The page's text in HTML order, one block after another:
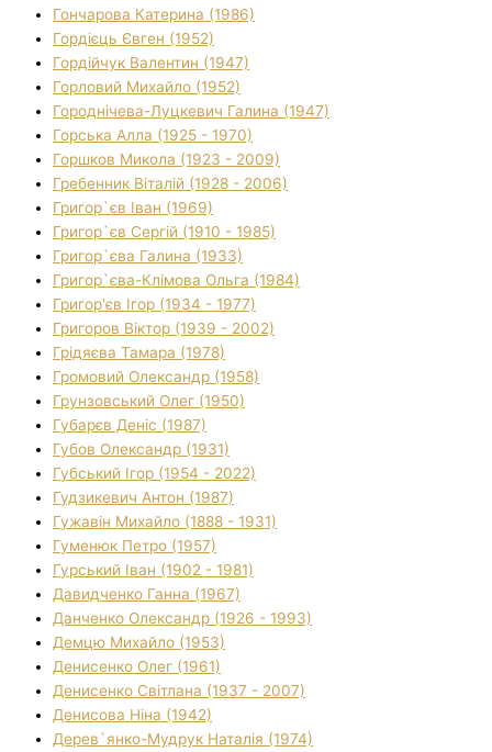
Гончарова Катерина (1986)
Гордієць Євген (1952)
Гордійчук Валентин (1947)
Горловий Михайло (1952)
Городнічева-Луцкевич Галина (1947)
Горська Алла (1925 - 1970)
Горшков Микола (1923 - 2009)
Гребенник Віталій (1928 - 2006)
Григор`єв Іван (1969)
Григор`єв Сергій (1910 - 1985)
Григор`єва Галина (1933)
Григор`єва-Клімова Ольга (1984)
Григор'єв Ігор (1934 - 1977)
Григоров Віктор (1939 - 2002)
Грідяєва Тамара (1978)
Громовий Олександр (1958)
Грунзовський Олег (1950)
Губарєв Деніс (1987)
Губов Олександр (1931)
Губський Ігор (1954 - 2022)
Гудзикевич Антон (1987)
Гужавін Михайло (1888 - 1931)
Гуменюк Петро (1957)
Гурський Іван (1902 - 1981)
Давидченко Ганна (1967)
Данченко Олександр (1926 - 1993)
Демцю Михайло (1953)
Денисенко Олег (1961)
Денисенко Світлана (1937 - 2007)
Денисова Ніна (1942)
Дерев`янко-Мудрук Наталія (1974)